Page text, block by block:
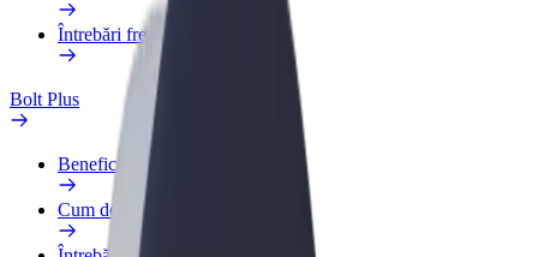
Întrebări frecvente
Bolt Plus
Beneficii
Cum devii membru